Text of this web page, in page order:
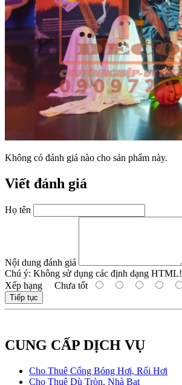
Không có đánh giá nào cho sản phẩm này.
Viết đánh giá
Họ tên
Nội dung đánh giá
Chú ý: Không sử dụng các định dạng HTML!
Xếp hạng Chưa tốt
Tiếp tục
CUNG CẤP DỊCH VỤ
Cho Thuê Cổng Bóng Hơi, Rối Hơi
Cho Thuê Dù Tròn, Nhà Bạt